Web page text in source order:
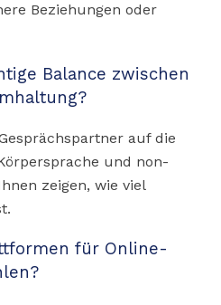
Beziehungen oder
Balance zwischen
auf die
und non-
zeigen, wie viel
für Online-